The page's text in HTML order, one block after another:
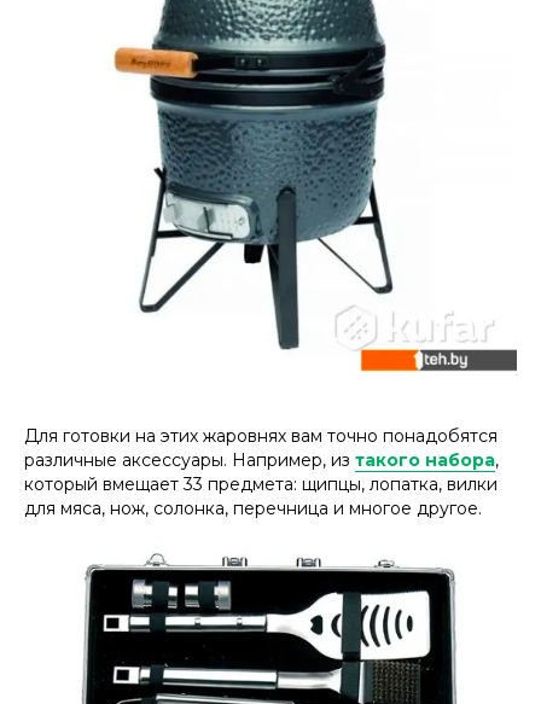
Для готовки на этих жаровнях вам точно понадобятся
различные аксессуары. Например, из такого набора,
который вмещает 33 предмета: щипцы, лопатка, вилки
для мяса, нож, солонка, перечница и многое другое.